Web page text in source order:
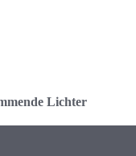
Lichter